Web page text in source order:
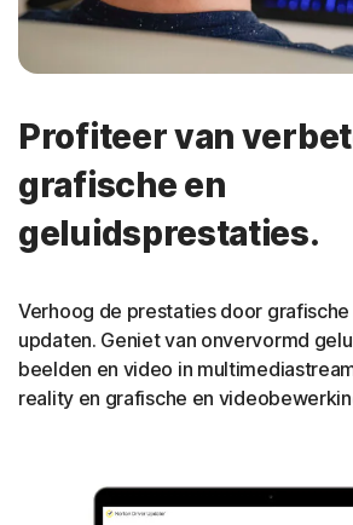
Profiteer van
grafische en
geluidsprestaties.
Verhoog de prestaties door
updaten. Geniet van onvervormd
beelden en video in
reality en grafische en